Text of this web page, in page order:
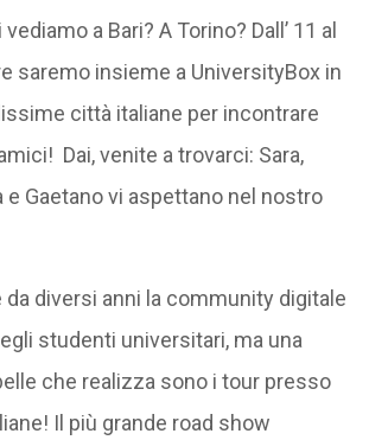
a Bari? A Torino? Dall’ 11 al
saremo insieme a UniversityBox in
città italiane per incontrare
Dai, venite a trovarci: Sara,
e Gaetano vi aspettano nel nostro
da diversi anni la community digitale
studenti universitari, ma una
che realizza sono i tour presso
Il più grande road show